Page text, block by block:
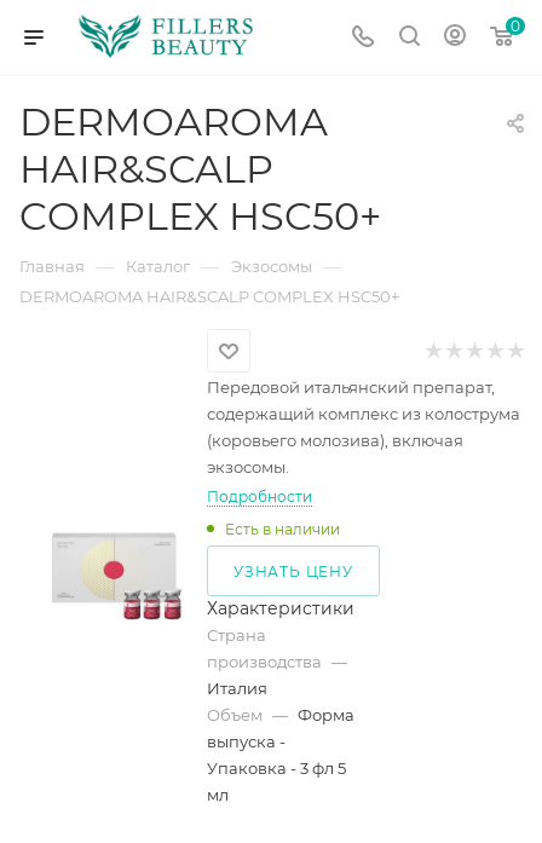
0
DERMOAROMA
HAIR&SCALP
COMPLEX HSC50+
Главная — Каталог — Экзосомы —
DERMOAROMA HAIR&SCALP COMPLEX HSC50+
Передовой итальянский препарат,
содержащий комплекс из колострума
(коровьего молозива), включая
экзосомы.
Подробности
Есть в наличии
УЗНАТЬ ЦЕНУ
Характеристики
Страна
производства —
Италия
Объем — Форма
выпуска -
Упаковка - 3 фл 5
мл